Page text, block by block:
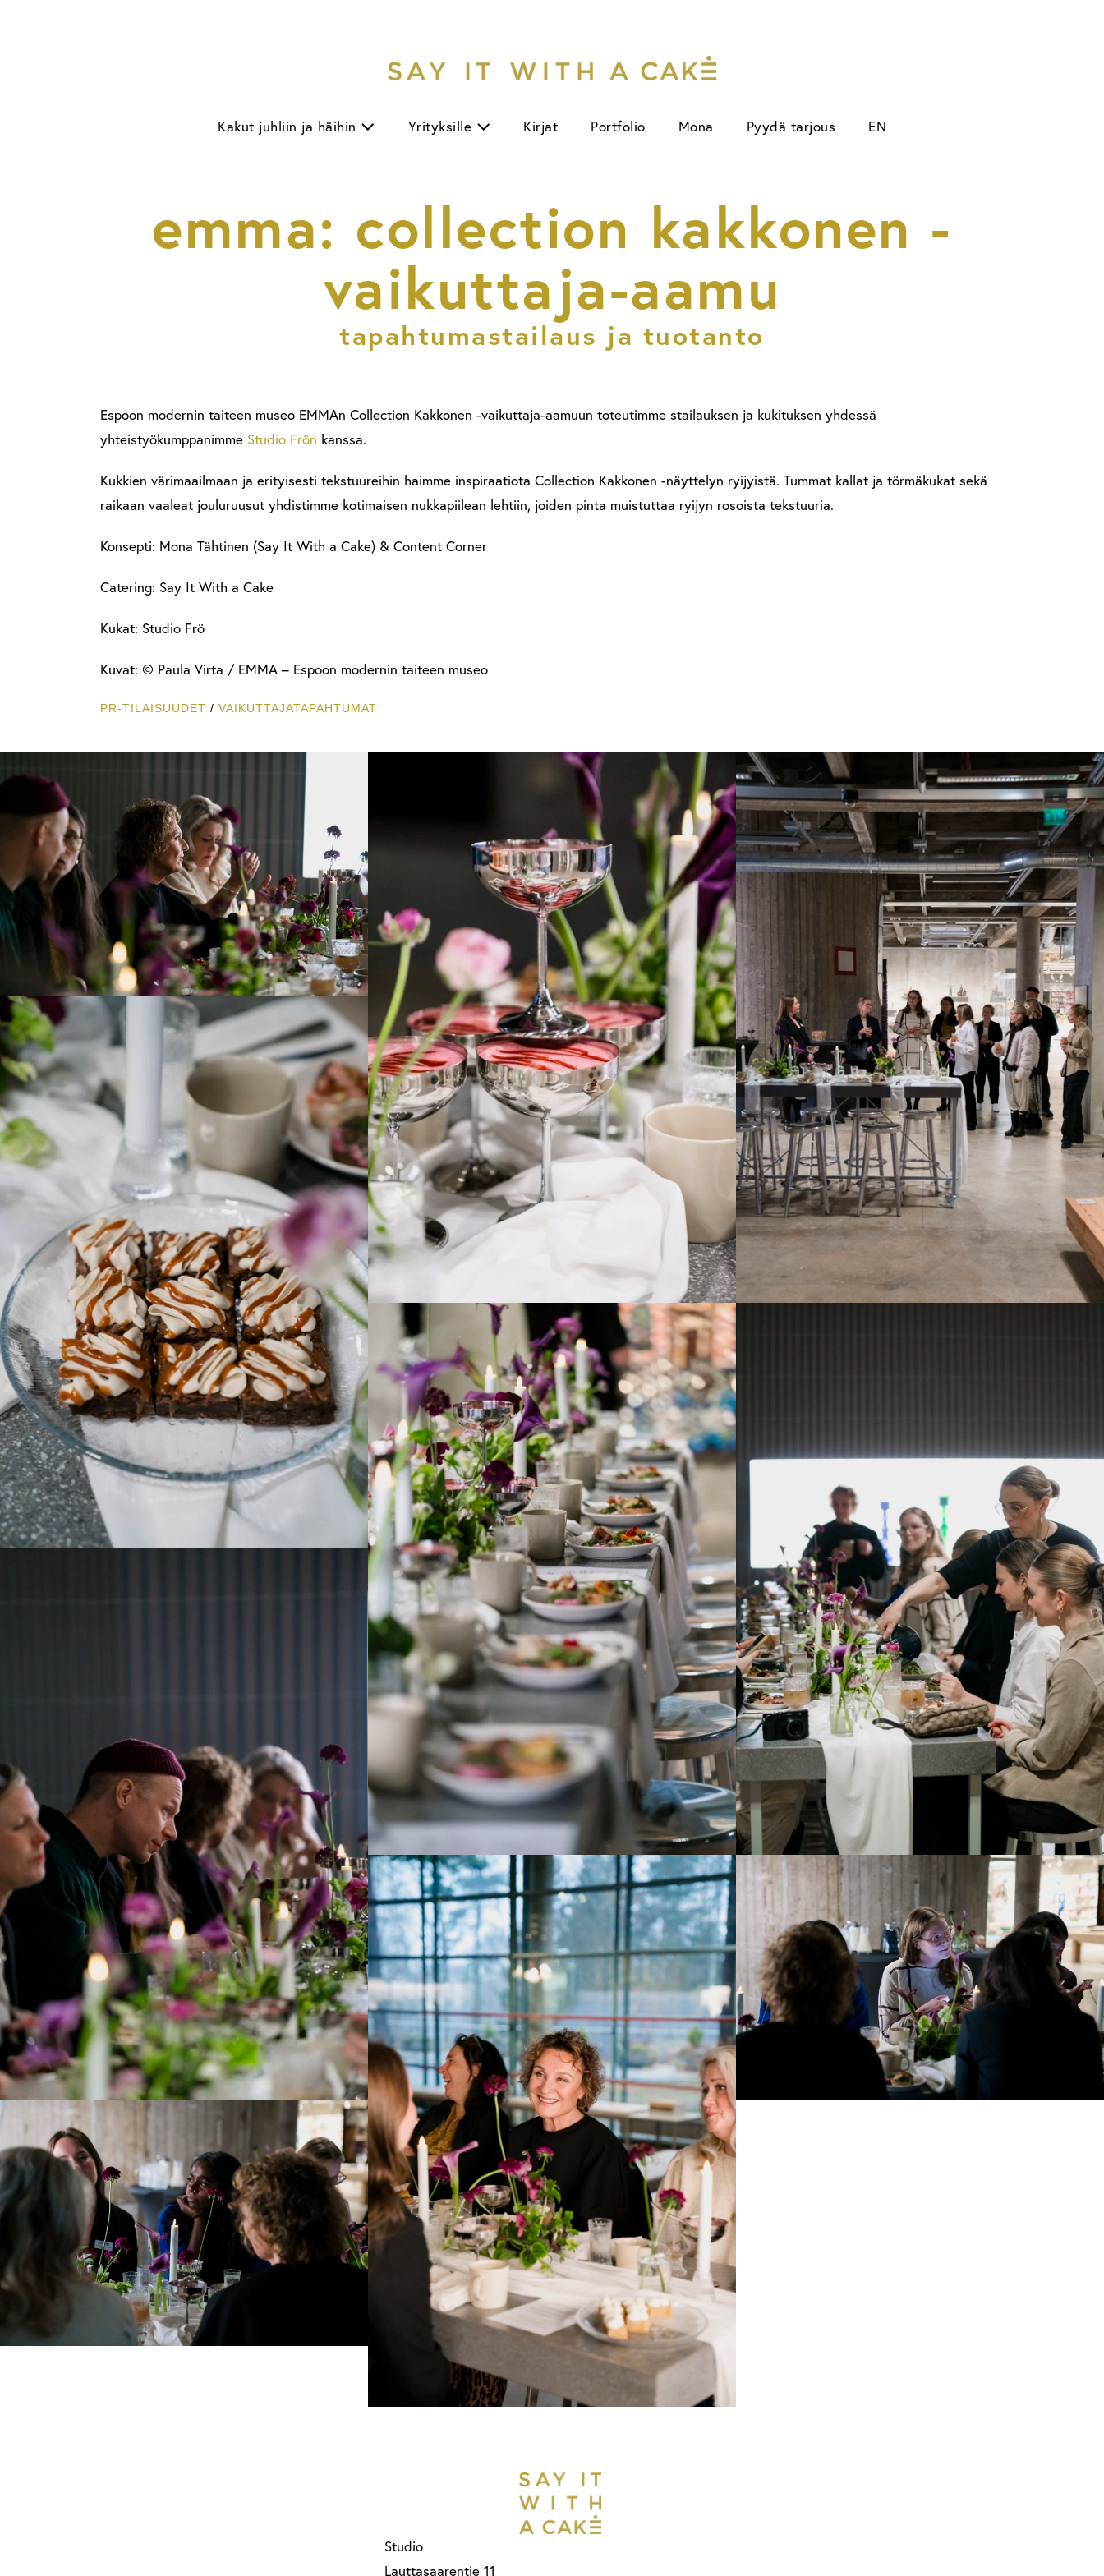
Kakut juhliin ja häihin Yrityksille Kirjat Portfolio Mona Pyydä tarjous EN
emma: collection kakkonen -
vaikuttaja-aamu
tapahtuma­stailaus ja tuotanto
Espoon modernin taiteen museo EMMAn Collection Kakkonen -vaikuttaja-aamuun toteutimme stailauksen ja kukituksen yhdessä
yhteistyökumppanimme Studio Frön kanssa.
Kukkien värimaailmaan ja erityisesti tekstuureihin haimme inspiraatiota Collection Kakkonen -näyttelyn ryijyistä. Tummat kallat ja törmäkukat sekä
raikaan vaaleat jouluruusut yhdistimme kotimaisen nukkapiilean lehtiin, joiden pinta muistuttaa ryijyn rosoista tekstuuria.
Konsepti: Mona Tähtinen (Say It With a Cake) & Content Corner
Catering: Say It With a Cake
Kukat: Studio Frö
Kuvat: © Paula Virta / EMMA – Espoon modernin taiteen museo
PR-TILAISUUDET / VAIKUTTAJATAPAHTUMAT
Studio
Lauttasaarentie 11